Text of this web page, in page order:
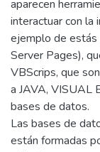
aparecen
interactuar con la
ejemplo de estás
Server Pages),
VBScrips, que
a JAVA, VISUAL
bases de datos.
Las bases de
están formadas